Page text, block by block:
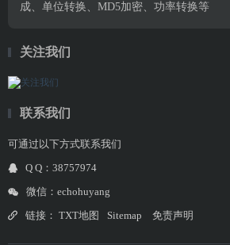
成、单位转换、MD5加密、功率转换等
关注我们
联系我们
可通过以下方式联系我们
Q Q：38757974
微信：echohuyang
链接： TXT地图 Sitemap 免责声明